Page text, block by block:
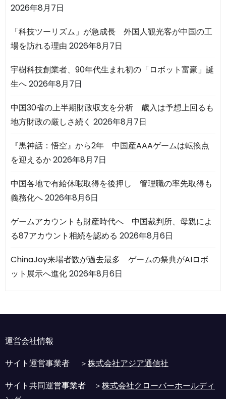
2026年8月7日
「科技ツーリズム」が急成長 外国人観光客が中国の工
場を訪れる理由 2026年8月7日
宇樹科技創業者、90年代生まれ初の「ロボット富豪」誕
生へ2026年8月7日
中国30省の上半期財政収支を分析 歳入は予想上回るも
地方財政の厳しさ続く 2026年8月7日
『黒神話：悟空』から2年 中国産AAAゲームは転換点
を迎えるか2026年8月7日
中国各地で有給休暇取得を後押し 管理職の率先取得も
義務化へ2026年8月6日
ゲームアカウントも財産時代へ 中国裁判所、母親によ
る87アカウント相続を認める 2026年8月6日
ChinaJoy来場者数が過去最多 ゲームの祭典がAIロボ
ット展示へ進化2026年8月6日
運営会社情報
サイト運営事業者 ＞株式会社アジア通信社
サイト共同運営事業者 ＞株式会社クローバーホールディ